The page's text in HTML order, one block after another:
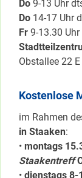
Do 9-13 Uhr
Do 14-17 Uhr
Fr 9-13.30
Obstallee 22 E
Kostenlose
im Rahmen
in Staaken:
• montags
Staakentreff
• dienstags 8-